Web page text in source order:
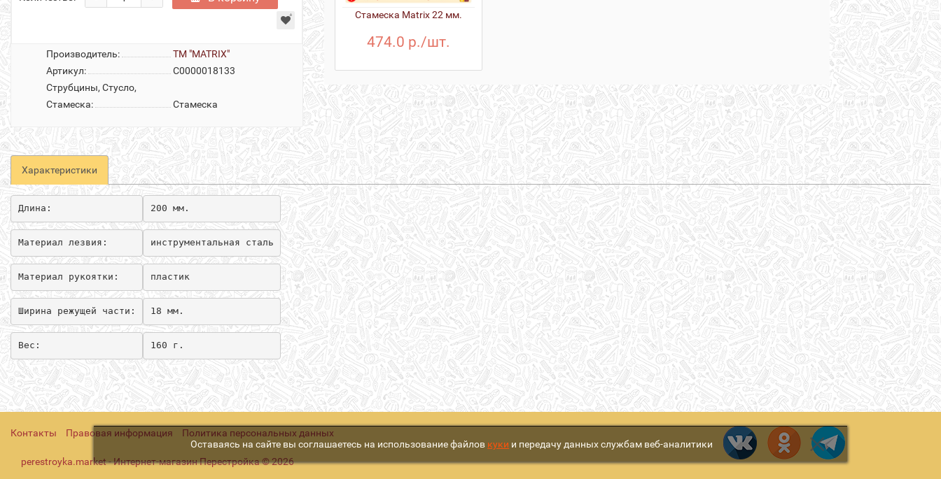
Производитель:
ТМ "MATRIX"
Артикул:
С0000018133
Струбцины, Стусло,
Стамеска:
Стамеска
Стамеска Matrix 22 мм.
474.0 р./шт.
Характеристики
Длина: 200 мм.
Материал лезвия: инструментальная сталь
Материал рукоятки: пластик
Ширина режущей части: 18 мм.
Вес: 160 г.
Контакты Правовая информация Политика персональных данных
perestroyka.market - Интернет-магазин Перестройка © 2026
Оставаясь на сайте вы соглашаетесь на использование файлов куки и передачу данных службам веб-аналитики